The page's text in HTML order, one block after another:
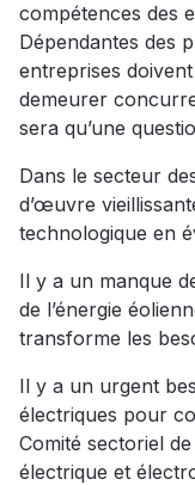
compétences des
Dépendantes des
entreprises
demeurer
sera qu’une
Dans le secteur
d’œuvre
technologique en
Il y a un manque
de l’énergie
transforme les
Il y a un urgent
électriques pour
Comité sectoriel
électrique et